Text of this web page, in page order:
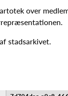
over
stadsarkivet.